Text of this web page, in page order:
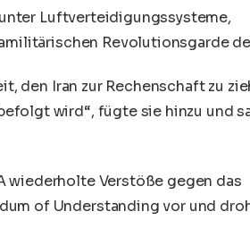
Luftverteidigungssysteme,
Revolutionsgarde
den Iran zur Rechenschaft zu
wird“, fügte sie hinzu und
wiederholte Verstöße gegen das
of Understanding vor und